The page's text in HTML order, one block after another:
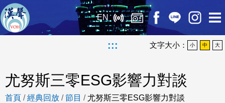
EN
::: 文字大小： 小 中 大
尤努斯三零ESG影響力對談
首頁 /經典回放 /節目 / 尤努斯三零ESG影響力對談